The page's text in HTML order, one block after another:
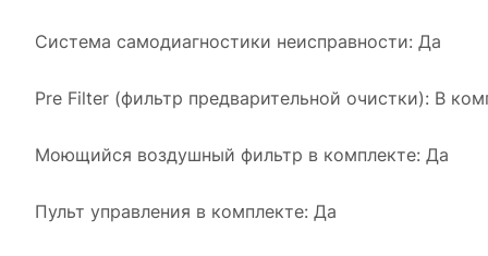
Система самодиагностики неисправности: Да
Pre Filter (фильтр предварительной очистки): В
Моющийся воздушный фильтр в комплекте: Да
Пульт управления в комплекте: Да